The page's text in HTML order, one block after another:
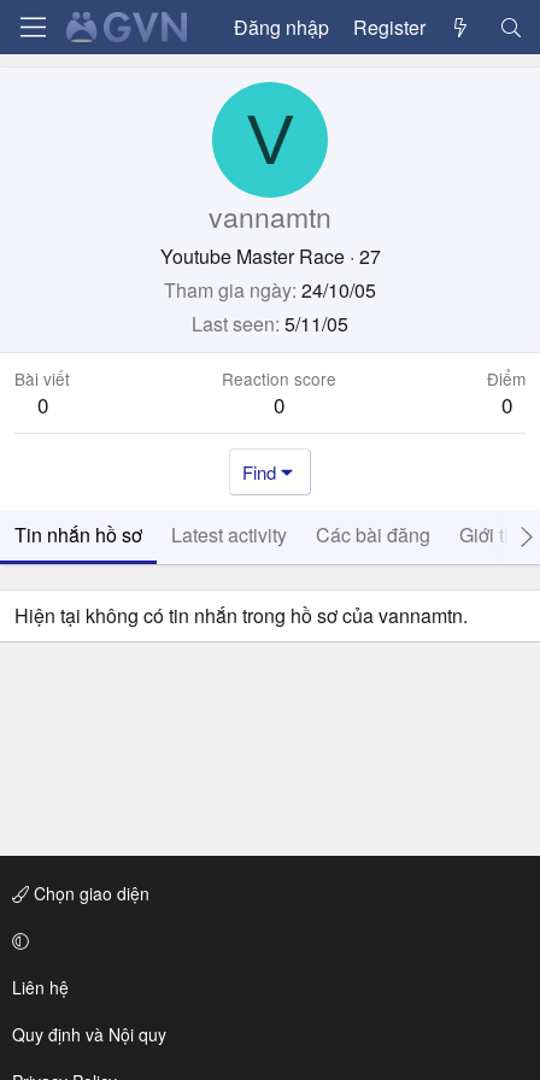
Đăng nhập Register
V
vannamtn
Youtube Master Race · 27
Tham gia ngày 24/10/05
Last seen 5/11/05
Bài viết
0
Reaction score
0
Điểm
0
Find
Tin nhắn hồ sơ Latest activity Các bài đăng Giới thiệu
Hiện tại không có tin nhắn trong hồ sơ của vannamtn.
Chọn giao diện
Liên hệ
Quy định và Nội quy